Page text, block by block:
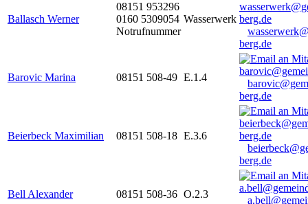
Ballasch Werner
08151 953296
0160 5309054
Notrufnummer
Wasserwerk
berg.de
Barovic Marina 08151 508-49 E.1.4
berg.de
Beierbeck Maximilian 08151 508-18 E.3.6
berg.de
Bell Alexander 08151 508-36 O.2.3